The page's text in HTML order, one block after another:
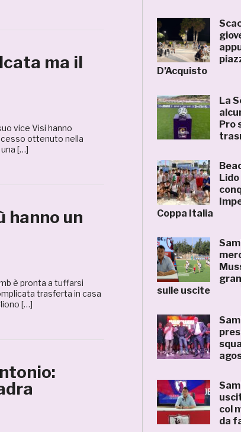
ma il
vice Visi hanno
ottenuto nella
[…]
hanno un
è pronta a tuffarsi
trasferta in casa
[…]
D’Acquisto
La
Pro
Coppa Italia
sulle uscite
col
da